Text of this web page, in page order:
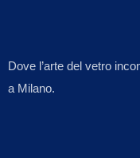
Dove l’arte del vetro
a Milano.